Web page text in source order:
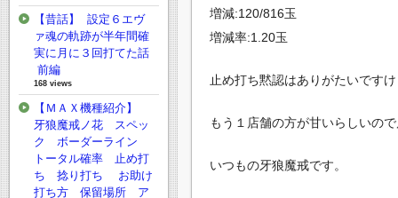
増減:120/816玉
増減率:1.20玉
止め打ち黙認はありがたいです
もう１店舗の方が甘いらしいの
いつもの牙狼魔戒です。
【昔話】 設定６エヴ
ァ魂の軌跡が半年間確
実に月に３回打てた話
前編
168 views
【ＭＡＸ機種紹介】
牙狼魔戒ノ花 スペッ
ク ボーダーライン
トータル確率 止め打
ち 捻り打ち お助け
打ち方 保留場所 ア